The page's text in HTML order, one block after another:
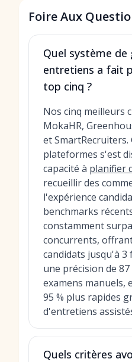
Foire Aux
Quel système de
entretiens a fait
top cinq ?
Nos cinq meilleurs
MokaHR,
et SmartRecruiters.
plateformes s'est
capacité à planifier
recueillir des
l'expérience
benchmarks
constamment
concurrents,
candidats jusqu'à 3
une précision de
examens manuels,
95 % plus rapides
d'entretiens
Quels critères